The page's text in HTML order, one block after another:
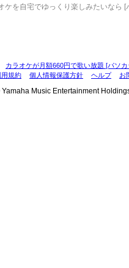
ケを自宅でゆっくり楽しみたいなら [
カラオケが月額660円で歌い放題 [パソ
用規約 個人情報保護方針 ヘルプ お
Music Entertainment